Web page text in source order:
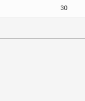
30